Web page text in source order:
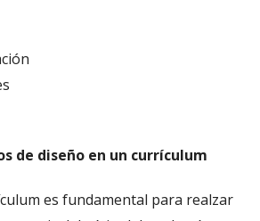
de diseño en un currículum
es fundamental para realzar